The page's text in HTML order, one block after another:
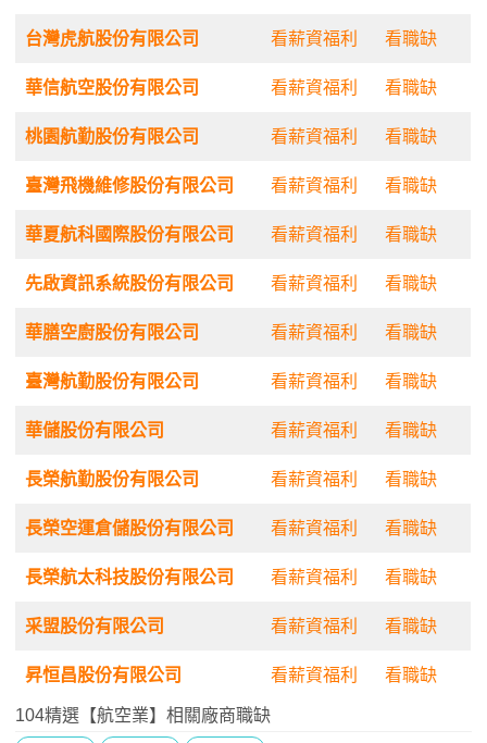
台灣虎航股份有限公司 看薪資福利 看職缺
華信航空股份有限公司 看薪資福利 看職缺
桃園航勤股份有限公司 看薪資福利 看職缺
臺灣飛機維修股份有限公司 看薪資福利 看職缺
華夏航科國際股份有限公司 看薪資福利 看職缺
先啟資訊系統股份有限公司 看薪資福利 看職缺
華膳空廚股份有限公司 看薪資福利 看職缺
臺灣航勤股份有限公司 看薪資福利 看職缺
華儲股份有限公司 看薪資福利 看職缺
長榮航勤股份有限公司 看薪資福利 看職缺
長榮空運倉儲股份有限公司 看薪資福利 看職缺
長榮航太科技股份有限公司 看薪資福利 看職缺
采盟股份有限公司 看薪資福利 看職缺
昇恒昌股份有限公司 看薪資福利 看職缺
104精選【航空業】相關廠商職缺